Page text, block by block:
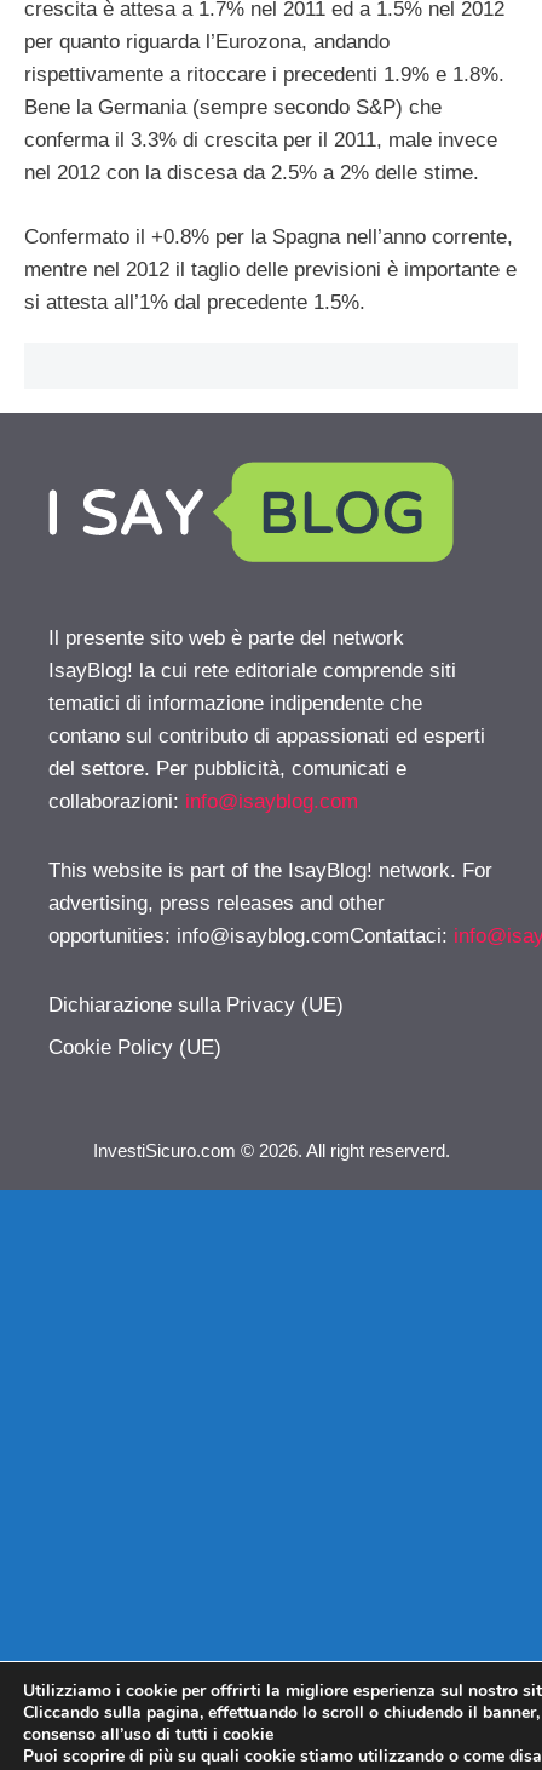
crescita è attesa a 1.7% nel 2011 ed a 1.5% nel 2012
per quanto riguarda l’Eurozona, andando
rispettivamente a ritoccare i precedenti 1.9% e 1.8%.
Bene la Germania (sempre secondo S&P) che
conferma il 3.3% di crescita per il 2011, male invece
nel 2012 con la discesa da 2.5% a 2% delle stime.
Confermato il +0.8% per la Spagna nell’anno corrente,
mentre nel 2012 il taglio delle previsioni è importante e
si attesta all’1% dal precedente 1.5%.
Il presente sito web è parte del network
IsayBlog! la cui rete editoriale comprende siti
tematici di informazione indipendente che
contano sul contributo di appassionati ed esperti
del settore. Per pubblicità, comunicati e
collaborazioni: info@isayblog.com
This website is part of the IsayBlog! network. For
advertising, press releases and other
opportunities: info@isayblog.comContattaci:
Dichiarazione sulla Privacy (UE)
Cookie Policy (UE)
InvestiSicuro.com © 2026. All right reserverd.
Utilizziamo i cookie per offrirti la migliore esperienza sul nostro
Cliccando sulla pagina, effettuando lo scroll o chiudendo il
consenso all’uso di tutti i cookie
Puoi scoprire di più su quali cookie stiamo utilizzando o come